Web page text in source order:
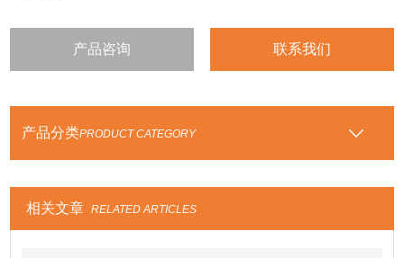
产品咨询 联系我们
产品分类PRODUCT CATEGORY
相关文章 RELATED ARTICLES